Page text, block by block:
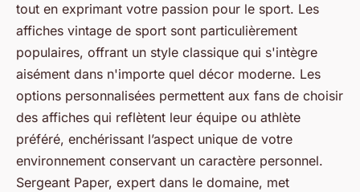
tout en exprimant votre passion pour le sport. Les
affiches vintage de sport sont particulièrement
populaires, offrant un style classique qui s'intègre
aisément dans n'importe quel décor moderne. Les
options personnalisées permettent aux fans de choisir
des affiches qui reflètent leur équipe ou athlète
préféré, enchérissant l’aspect unique de votre
environnement conservant un caractère personnel.
Sergeant Paper, expert dans le domaine, met